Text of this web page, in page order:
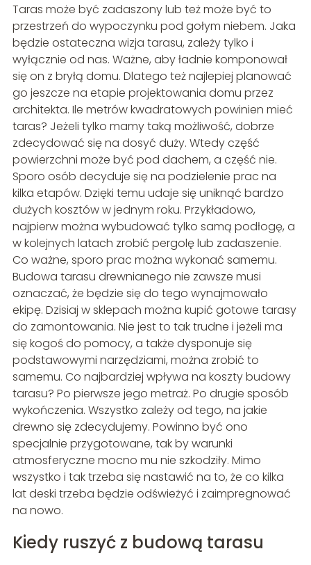
Taras może być zadaszony lub też może być to
przestrzeń do wypoczynku pod gołym niebem. Jaka
będzie ostateczna wizja tarasu, zależy tylko i
wyłącznie od nas. Ważne, aby ładnie komponował
się on z bryłą domu. Dlatego też najlepiej planować
go jeszcze na etapie projektowania domu przez
architekta. Ile metrów kwadratowych powinien mieć
taras? Jeżeli tylko mamy taką możliwość, dobrze
zdecydować się na dosyć duży. Wtedy część
powierzchni może być pod dachem, a część nie.
Sporo osób decyduje się na podzielenie prac na
kilka etapów. Dzięki temu udaje się uniknąć bardzo
dużych kosztów w jednym roku. Przykładowo,
najpierw można wybudować tylko samą podłogę, a
w kolejnych latach zrobić pergolę lub zadaszenie.
Co ważne, sporo prac można wykonać samemu.
Budowa tarasu drewnianego nie zawsze musi
oznaczać, że będzie się do tego wynajmowało
ekipę. Dzisiaj w sklepach można kupić gotowe tarasy
do zamontowania. Nie jest to tak trudne i jeżeli ma
się kogoś do pomocy, a także dysponuje się
podstawowymi narzędziami, można zrobić to
samemu. Co najbardziej wpływa na koszty budowy
tarasu? Po pierwsze jego metraż. Po drugie sposób
wykończenia. Wszystko zależy od tego, na jakie
drewno się zdecydujemy. Powinno być ono
specjalnie przygotowane, tak by warunki
atmosferyczne mocno mu nie szkodziły. Mimo
wszystko i tak trzeba się nastawić na to, że co kilka
lat deski trzeba będzie odświeżyć i zaimpregnować
na nowo.
Kiedy ruszyć z budową tarasu